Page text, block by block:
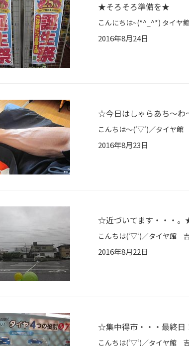
★そろそろ準備を★
2016年8月24日
☆今日はしゃらあち～
2016年8月23日
☆近づいてます・・・
2016年8月22日
☆集中得市・・・最終